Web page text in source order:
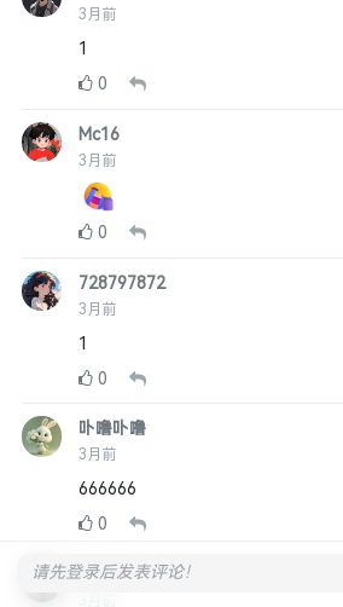
请先登录后发表评论！
3月前
1
0
Mc16
3月前
0
728797872
3月前
1
0
卟噜卟噜
3月前
666666
0
qqw